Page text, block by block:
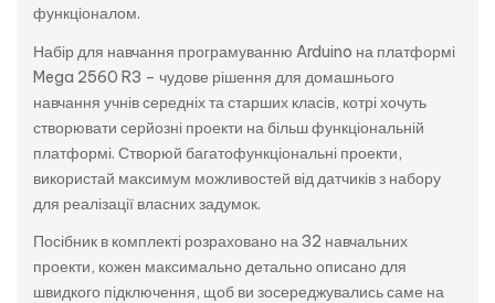
функціоналом.
Набір для навчання програмуванню Arduino на платформі
Mega 2560 R3 – чудове рішення для домашнього
навчання учнів середніх та старших класів, котрі хочуть
створювати серйозні проекти на більш функціональній
платформі. Створюй багатофункціональні проекти,
використай максимум можливостей від датчиків з набору
для реалізації власних задумок.
Посібник в комплекті розраховано на 32 навчальних
проекти, кожен максимально детально описано для
швидкого підключення, щоб ви зосереджувались саме на